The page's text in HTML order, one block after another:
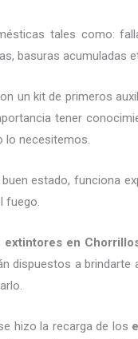
tales como:
basuras acumuladas
un kit de primeros
tener
lo necesitemos.
estado, funciona
fuego.
extintores en
dispuestos a brindarte
hizo la recarga de los